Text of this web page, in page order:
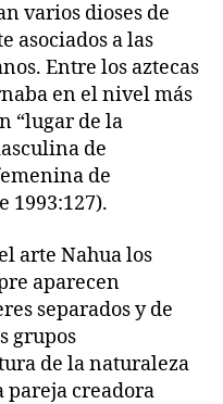
varios dioses de
asociados a las
Entre los aztecas
en el nivel más
“lugar de la
de
de
1993:127).
arte Nahua los
aparecen
separados y de
grupos
de la naturaleza
pareja creadora